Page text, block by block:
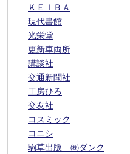
ＫＥＩＢＡ
現代書館
光栄堂
更新車両所
講談社
交通新聞社
工房ひろ
交友社
コスミック
コニシ
駒草出版 ㈱ダンク